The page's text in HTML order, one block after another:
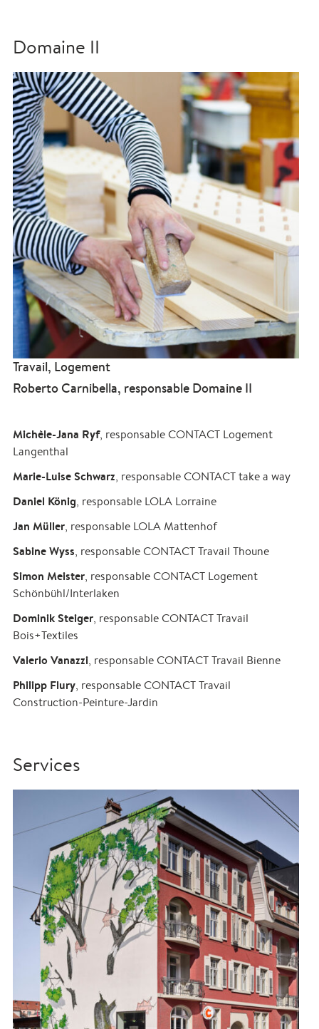
Domaine II
Travail, Logement
Roberto Carnibella, responsable Domaine II
Michèle-Jana Ryf, responsable CONTACT Logement
Langenthal
Marie-Luise Schwarz, responsable CONTACT take a way
Daniel König, responsable LOLA Lorraine
Jan Müller, responsable LOLA Mattenhof
Sabine Wyss, responsable CONTACT Travail Thoune
Simon Meister, responsable CONTACT Logement
Schönbühl/Interlaken
Dominik Steiger, responsable CONTACT Travail
Bois+Textiles
Valerio Vanazzi, responsable CONTACT Travail Bienne
Philipp Flury, responsable CONTACT Travail
Construction-Peinture-Jardin
Services